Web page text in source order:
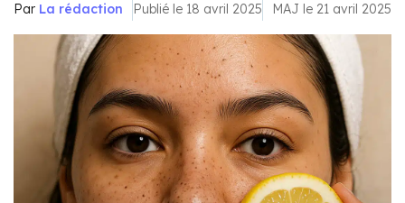
Par La rédaction Publié le 18 avril 2025 MAJ le 21 avril 2025